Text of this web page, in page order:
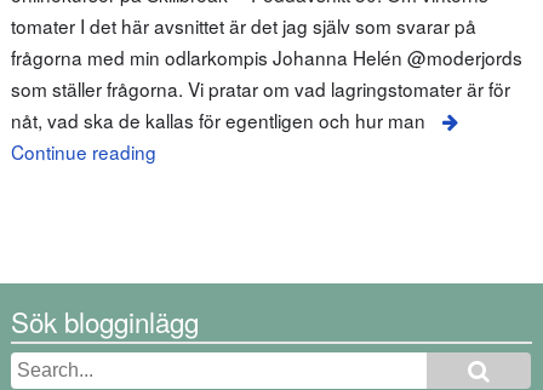
tomater I det här avsnittet är det jag själv som svarar på
frågorna med min odlarkompis Johanna Helén @moderjords
som ställer frågorna. Vi pratar om vad lagringstomater är för
nåt, vad ska de kallas för egentligen och hur man
Continue reading
Sök blogginlägg